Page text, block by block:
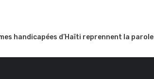
handicapées d’Haïti reprennent la parole